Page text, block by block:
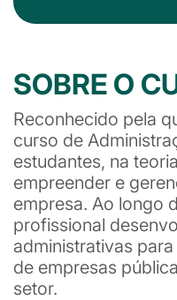
SOBRE O
Reconhecido pela
curso de
estudantes, na
empreender e
empresa. Ao longo
profissional
administrativas
de empresas
setor.